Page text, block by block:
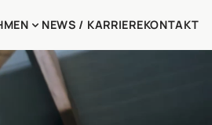
NEWS / KARRIEREKONTAKT